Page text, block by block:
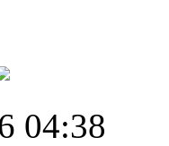
04:38